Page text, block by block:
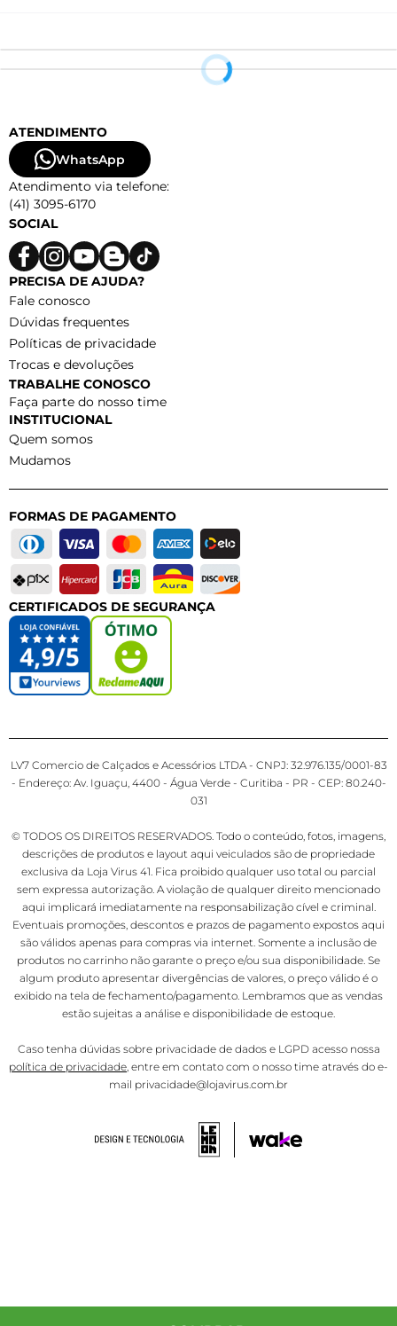
ATENDIMENTO
WhatsApp
Atendimento via telefone:
(41) 3095-6170
SOCIAL
PRECISA DE AJUDA?
Fale conosco
Dúvidas frequentes
Políticas de privacidade
Trocas e devoluções
TRABALHE CONOSCO
Faça parte do nosso time
INSTITUCIONAL
Quem somos
Mudamos
FORMAS DE PAGAMENTO
CERTIFICADOS DE SEGURANÇA
LV7 Comercio de Calçados e Acessórios LTDA - CNPJ: 32.976.135/0001-83
- Endereço: Av. Iguaçu, 4400 - Água Verde - Curitiba - PR - CEP: 80.240-
031
© TODOS OS DIREITOS RESERVADOS. Todo o conteúdo, fotos, imagens,
descrições de produtos e layout aqui veiculados são de propriedade
exclusiva da Loja Virus 41. Fica proibido qualquer uso total ou parcial
sem expressa autorização. A violação de qualquer direito mencionado
aqui implicará imediatamente na responsabilização cível e criminal.
Eventuais promoções, descontos e prazos de pagamento expostos aqui
são válidos apenas para compras via internet. Somente a inclusão de
produtos no carrinho não garante o preço e/ou sua disponibilidade. Se
algum produto apresentar divergências de valores, o preço válido é o
exibido na tela de fechamento/pagamento. Lembramos que as vendas
estão sujeitas a análise e disponibilidade de estoque.
Caso tenha dúvidas sobre privacidade de dados e LGPD acesso nossa
política de privacidade, entre em contato com o nosso time através do e-
mail privacidade@lojavirus.com.br